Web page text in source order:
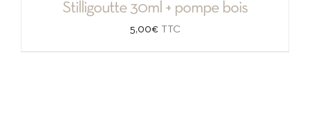
Stilligoutte 30ml + pompe bois
5,00€ TTC